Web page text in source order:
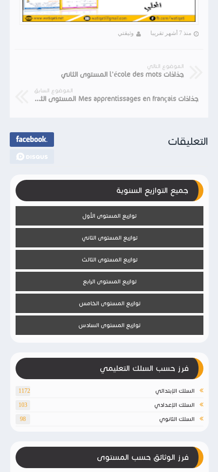
منذ 7 أشهر تقريبا وثيقتي
الموضوع التالي
جذاذات l'école des mots المستوى الثاني
الموضوع السابق
جذاذات Mes apprentissages en français المستوى الثاني
التعليقات
جميع التوازيع السنوية
توازيع المستوى الأول
توازيع المستوى الثاني
توازيع المستوى الثالث
توازيع المستوى الرابع
توازيع المستوى الخامس
توازيع المستوى السادس
فرز حسب السلك التعليمي
السلك الإبتدائي 1172
السلك الإعدادي 103
السلك الثانوي 98
فرز الوثائق حسب المستوى